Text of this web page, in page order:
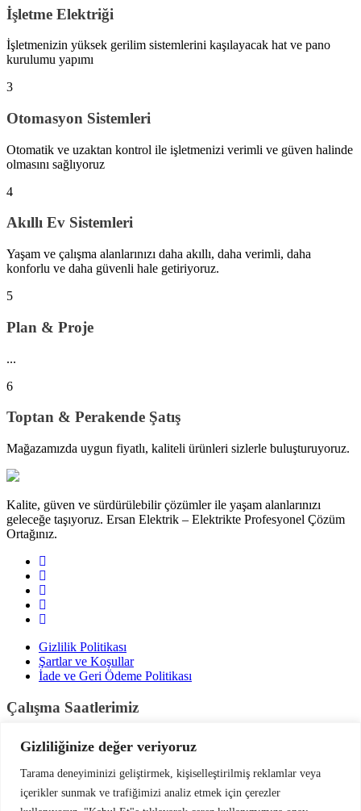
Gizliliğinize değer veriyoruz
Tarama deneyiminizi geliştirmek, kişiselleştirilmiş reklamlar veya
içerikler sunmak ve trafiğimizi analiz etmek için çerezler
İşletme Elektriği
İşletmenizin yüksek gerilim sistemlerini kaşılayacak hat ve pano
kurulumu yapımı
3
Otomasyon Sistemleri
Otomatik ve uzaktan kontrol ile işletmenizi verimli ve güven halinde
olmasını sağlıyoruz
4
Akıllı Ev Sistemleri
Yaşam ve çalışma alanlarınızı daha akıllı, daha verimli, daha
konforlu ve daha güvenli hale getiriyoruz.
5
Plan & Proje
...
6
Toptan & Perakende Şatış
Mağazamızda uygun fiyatlı, kaliteli ürünleri sizlerle buluşturuyoruz.
Kalite, güven ve sürdürülebilir çözümler ile yaşam alanlarınızı
geleceğe taşıyoruz. Ersan Elektrik – Elektrikte Profesyonel Çözüm
Ortağınız.
Gizlilik Politikası
Şartlar ve Koşullar
İade ve Geri Ödeme Politikası
Çalışma Saatlerimiz
Pazartesi - Cumartesi
09:00 - 18:00
Pazar Kapalı
ersanelektrikci.com 7/24
İletişim